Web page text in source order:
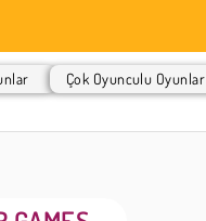
Çok Oyunculu Oyunlar